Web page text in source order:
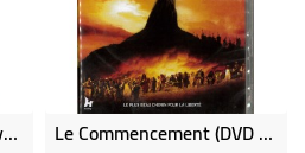
L'Abbaye De Cluny Un Avant-Goût Voluptueux De La Jérusalem Céleste (DVD Occasion) Le Commencement (DVD Occasion)